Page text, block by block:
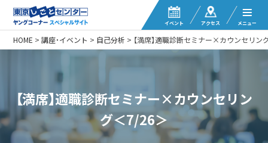
イベント アクセス メニュー
HOME >講座・イベント > 自己分析 > 【満席】適職診断セミナー×カウンセリン
【満席】適職診断セミナー×カウンセリン
グ＜7/26＞